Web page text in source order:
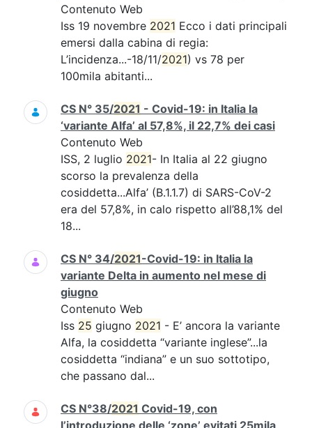
Contenuto Web
Iss 19 novembre 2021 Ecco i dati principali
emersi dalla cabina di regia:
L’incidenza...-18/11/2021) vs 78 per
100mila abitanti...
CS N° 35/2021 - Covid-19: in Italia la
‘variante Alfa’ al 57,8%, il 22,7% dei casi
Contenuto Web
ISS, 2 luglio 2021- In Italia al 22 giugno
scorso la prevalenza della
cosiddetta...Alfa’ (B.1.1.7) di SARS-CoV-2
era del 57,8%, in calo rispetto all’88,1% del
18...
CS N° 34/2021-Covid-19: in Italia la
variante Delta in aumento nel mese di
giugno
Contenuto Web
Iss 25 giugno 2021 - E’ ancora la variante
Alfa, la cosiddetta “variante inglese”...la
cosiddetta “indiana” e un suo sottotipo,
che passano dal...
CS N°38/2021 Covid-19, con
l’introduzione delle ‘zone’ evitati 25mila